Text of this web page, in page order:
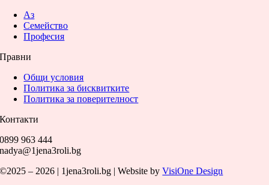
Аз
Семейство
Професия
Правни
Общи условия
Политика за бисквитките
Политика за поверителност
Контакти
0899 963 444
nadya@1jena3roli.bg
©2025 – 2026 | 1jena3roli.bg | Website byVisiOne Design